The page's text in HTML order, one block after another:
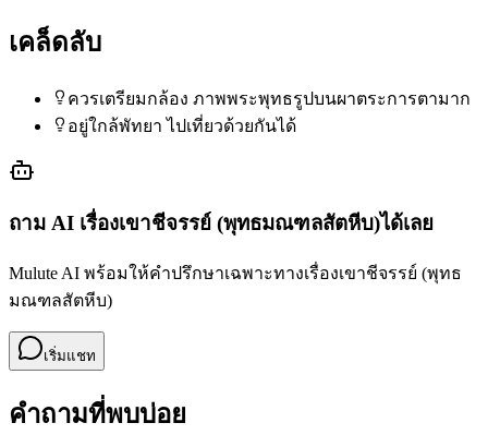
เคล็ดลับ
ควรเตรียมกล้อง ภาพพระพุทธรูปบนผาตระการตามาก
อยู่ใกล้พัทยา ไปเที่ยวด้วยกันได้
ถาม AI เรื่องเขาชีจรรย์ (พุทธมณฑลสัตหีบ)ได้เลย
Mulute AI พร้อมให้คำปรึกษาเฉพาะทางเรื่องเขาชีจรรย์ (พุทธ
มณฑลสัตหีบ)
เริ่มแชท
คำถามที่พบบ่อย